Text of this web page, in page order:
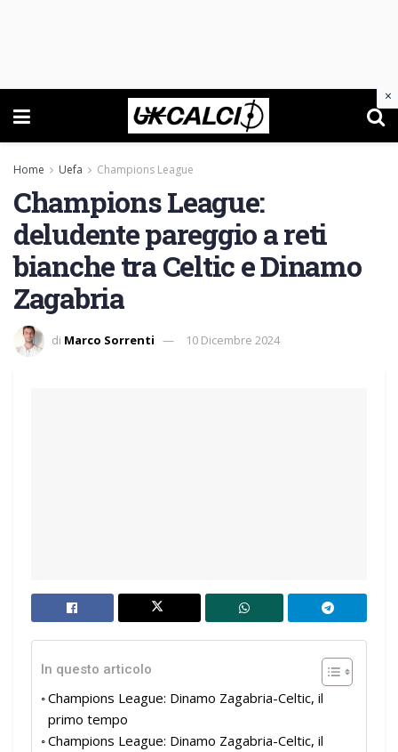
Home Uefa Champions League
Champions League:
deludente pareggio a reti
bianche tra Celtic e Dinamo
Zagabria
di Marco Sorrenti 10 Dicembre 2024
In questo articolo
Champions League: Dinamo Zagabria-Celtic, il
primo tempo
Champions League: Dinamo Zagabria-Celtic, il
×